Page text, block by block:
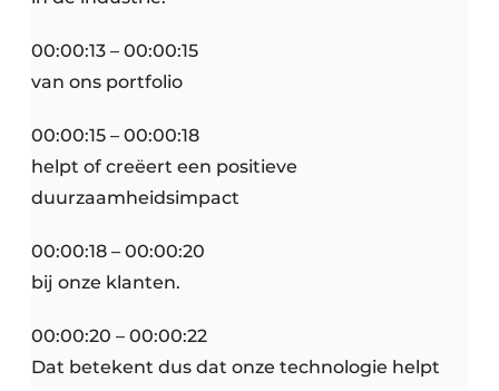
00:00:13 – 00:00:15
van ons portfolio
00:00:15 – 00:00:18
helpt of creëert een positieve
duurzaamheidsimpact
00:00:18 – 00:00:20
bij onze klanten.
00:00:20 – 00:00:22
Dat betekent dus dat onze technologie helpt